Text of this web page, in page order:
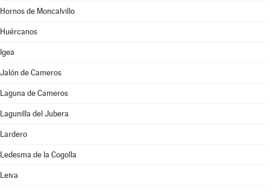
Hornos de Moncalvillo
Huércanos
Igea
Jalón de Cameros
Laguna de Cameros
Lagunilla del Jubera
Lardero
Ledesma de la Cogolla
Leiva